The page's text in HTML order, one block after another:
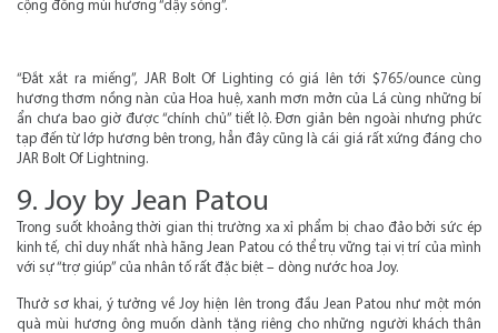
cộng đồng mùi hương “dậy sóng”.
“Đắt xắt ra miếng”, JAR Bolt Of Lighting có giá lên tới $765/ounce cùng
hương thơm nồng nàn của Hoa huệ, xanh mơn mởn của Lá cùng những bí
ẩn chưa bao giờ được “chính chủ” tiết lộ. Đơn giản bên ngoài nhưng phức
tạp đến từ lớp hương bên trong, hẳn đây cũng là cái giá rất xứng đáng cho
JAR Bolt Of Lightning.
9. Joy by Jean Patou
Trong suốt khoảng thời gian thị trường xa xỉ phẩm bị chao đảo bởi sức ép
kinh tế, chỉ duy nhất nhà hãng Jean Patou có thể trụ vững tại vị trí của mình
với sự “trợ giúp” của nhân tố rất đặc biệt – dòng nước hoa Joy.
Thưở sơ khai, ý tưởng về Joy hiện lên trong đầu Jean Patou như một món
quà mùi hương ông muốn dành tặng riêng cho những người khách thân